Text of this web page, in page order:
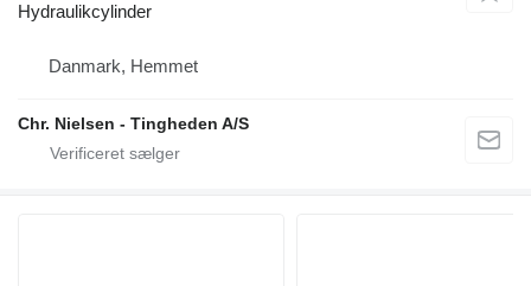
Hydraulikcylinder
Danmark, Hemmet
Chr. Nielsen - Tingheden A/S